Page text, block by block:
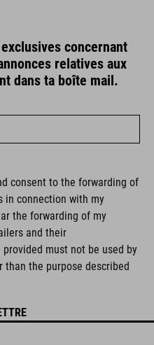
concernant
relatives aux
dans ta boîte mail.
consent to the forwarding of
in connection with my
the forwarding of my
and their
must not be used by
the purpose described